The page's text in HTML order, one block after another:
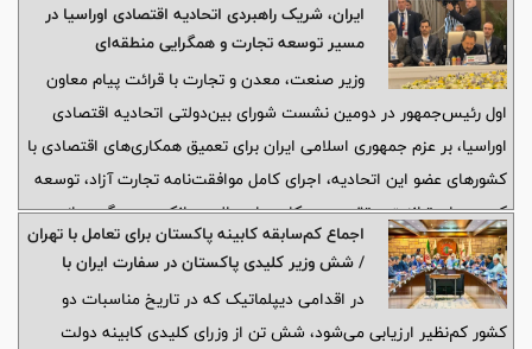
ایران، شریک راهبردی اتحادیه اقتصادی اوراسیا در
مسیر توسعه تجارت و همگرایی منطقه‌ای
وزیر صنعت، معدن و تجارت با قرائت پیام معاون
اول رئیس‌جمهور در دومین نشست شورای بین‌دولتی اتحادیه اقتصادی
اوراسیا، بر عزم جمهوری اسلامی ایران برای تعمیق همکاری‌های اقتصادی با
کشورهای عضو این اتحادیه، اجرای کامل موافقت‌نامه تجارت آزاد، توسعه
کریدورهای ترانزیتی، تقویت همکاری‌های مالی و بانکی و بهره‌گیری از
ظرفیت‌های مشترک برای تحقق رشد و رفاه منطقه‌ای تأکید کرد.
اجماع کم‌سابقه کابینه پاکستان برای تعامل با تهران
/ شش وزیر کلیدی پاکستان در سفارت ایران با
اتابک، وزیر صنعت، معدن و تجارت جمهوری اسلامی
ایران دیدار کردند
در اقدامی دیپلماتیک که در تاریخ مناسبات دو
کشور کم‌نظیر ارزیابی می‌شود، شش تن از وزرای کلیدی کابینه دولت